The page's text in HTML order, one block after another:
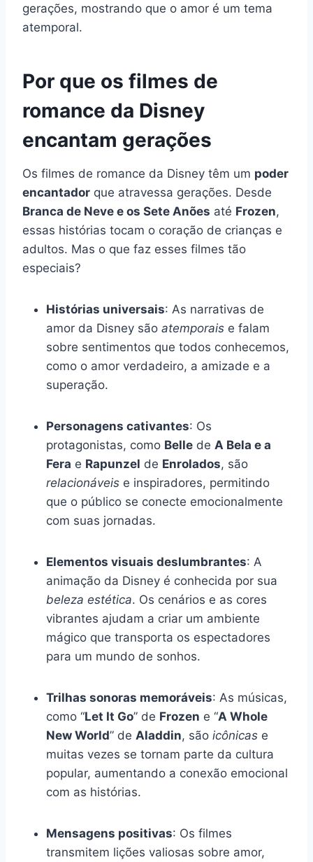
gerações, mostrando que o amor é um tema
atemporal.
Por que os filmes de
romance da Disney
encantam gerações
Os filmes de romance da Disney têm um poder
encantador que atravessa gerações. Desde
Branca de Neve e os Sete Anões até Frozen,
essas histórias tocam o coração de crianças e
adultos. Mas o que faz esses filmes tão
especiais?
Histórias universais: As narrativas de
amor da Disney são atemporais e falam
sobre sentimentos que todos conhecemos,
como o amor verdadeiro, a amizade e a
superação.
Personagens cativantes: Os
protagonistas, como Belle de A Bela e a
Fera e Rapunzel de Enrolados, são
relacionáveis e inspiradores, permitindo
que o público se conecte emocionalmente
com suas jornadas.
Elementos visuais deslumbrantes: A
animação da Disney é conhecida por sua
beleza estética. Os cenários e as cores
vibrantes ajudam a criar um ambiente
mágico que transporta os espectadores
para um mundo de sonhos.
Trilhas sonoras memoráveis: As músicas,
como “Let It Go” de Frozen e “A Whole
New World” de Aladdin, são icônicas e
muitas vezes se tornam parte da cultura
popular, aumentando a conexão emocional
com as histórias.
Mensagens positivas: Os filmes
transmitem lições valiosas sobre amor,